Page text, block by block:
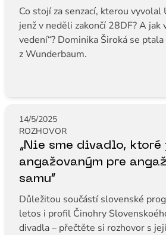
Co stojí za senzací, kterou
jenž v neděli zakončí 28DF? A jak
vedení“? Dominika Široká se
z Wunderbaum.
14/5/2025
ROZHOVOR
„Nie sme divadlo, ktoré
angažovaným pre
samu“
Důležitou součástí slovenské
letos i profil Činohry
divadla – přečtěte si rozhovor s